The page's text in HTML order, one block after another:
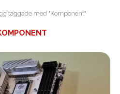
taggade med "Komponent"